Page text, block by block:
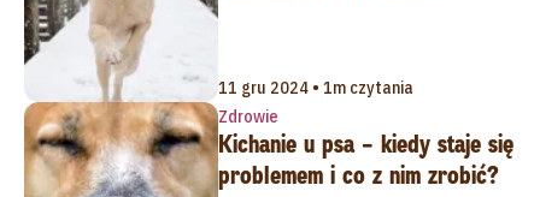
11 gru 2024 • 1m czytania
Zdrowie
Kichanie u psa – kiedy staje się
problemem i co z nim zrobić?